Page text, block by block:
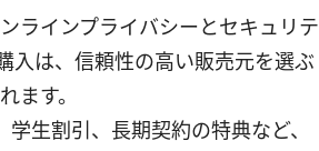
ラインプライバシーとセキュリテ
入は、信頼性の高い販売元を選ぶ
ます。
生割引、長期契約の特典など、